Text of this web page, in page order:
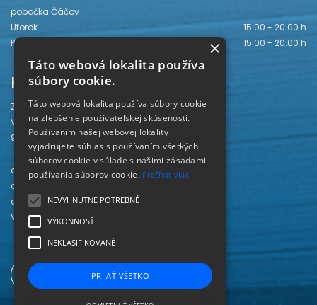
pobočka Čáčov
Utorok
15.00 - 20.00 h
Piatok
15.00 - 20.00 h
Kontakt
Záhorská knižnica
Vajanského 28
905 01 Senica
odd. beletrie 034/654 3780
odd. odbornej literatúry 034/651 2710
odd. pre deti a mládež 034/654 6519
Viac kontaktov nájdete
×
Táto webová lokalita používa
súbory cookie.
Táto webová lokalita používa súbory cookie
na zlepšenie používateľskej skúsenosti.
Používaním našej webovej lokality
vyjadrujete súhlas s používaním všetkých
súborov cookie v súlade s našimi zásadami
používania súborov cookie. Prečítať viac
NEVYHNUTNE POTREBNÉ
VÝKONNOSŤ
NEKLASIFIKOVANÉ
PRIJAŤ VŠETKO